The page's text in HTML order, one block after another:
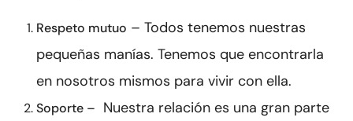
Respeto mutuo – Todos tenemos nuestras
pequeñas manías. Tenemos que encontrarla
en nosotros mismos para vivir con ella.
Soporte – Nuestra relación es una gran parte